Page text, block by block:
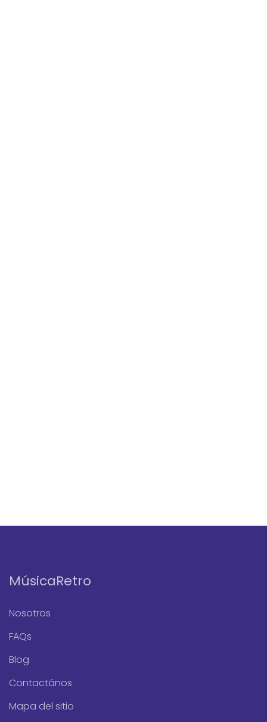
MúsicaRetro
Nosotros
FAQs
Blog
Contactános
Mapa del sitio